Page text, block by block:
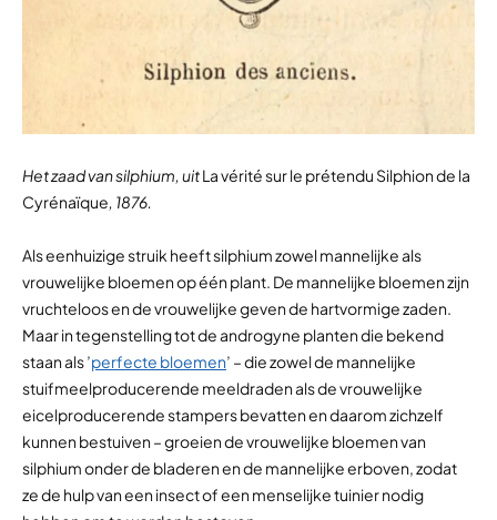
Het zaad van silphium, uitLa vérité sur le prétendu Silphion de la
Cyrénaïque , 1876.
Als eenhuizige struik heeft silphium zowel mannelijke als
vrouwelijke bloemen op één plant. De mannelijke bloemen zijn
vruchteloos en de vrouwelijke geven de hartvormige zaden.
Maar in tegenstelling tot de androgyne planten die bekend
staan als ’perfecte bloemen’ – die zowel de mannelijke
stuifmeelproducerende meeldraden als de vrouwelijke
eicelproducerende stampers bevatten en daarom zichzelf
kunnen bestuiven – groeien de vrouwelijke bloemen van
silphium onder de bladeren en de mannelijke erboven, zodat
ze de hulp van een insect of een menselijke tuinier nodig